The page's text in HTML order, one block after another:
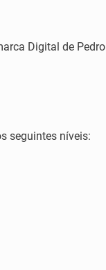
Digital de Pedro
seguintes níveis: